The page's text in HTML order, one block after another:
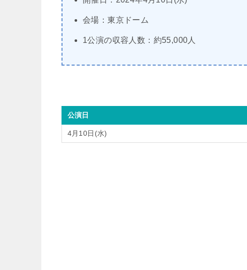
会場：東京ドーム
1公演の収容人数：約55,000人
公演日
4月10日(水)